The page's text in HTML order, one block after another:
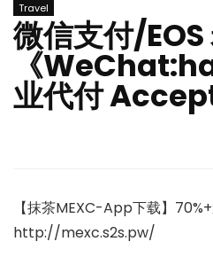
Travel
微信支付/
《
业代付
【抹茶MEXC-App下载】70%+
http://mexc.s2s.pw/